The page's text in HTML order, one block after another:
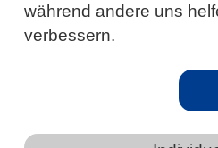
während andere uns
verbessern.
und machen Sie mit!